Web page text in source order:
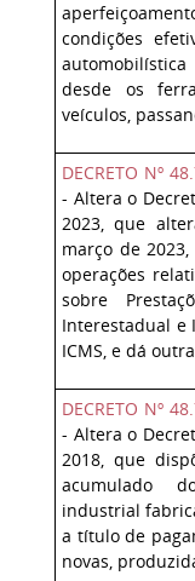
condições
desde os
veículos,
DECRETO Nº
- Altera o
2023, que
março de
operações
sobre
Interestadual e
ICMS, e dá
DECRETO Nº
- Altera o
2018, que
acumulado
industrial
a título de
novas,